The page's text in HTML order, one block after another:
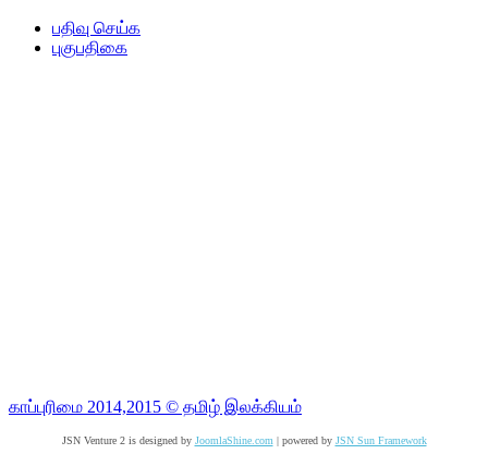
பதிவு செய்க
புகுபதிகை
காப்புரிமை 2014,2015 © தமிழ் இலக்கியம்
JSN Venture 2 is designed by JoomlaShine.com | powered by JSN Sun Framework